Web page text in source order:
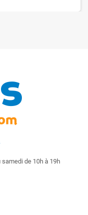
samedi de 10h à 19h